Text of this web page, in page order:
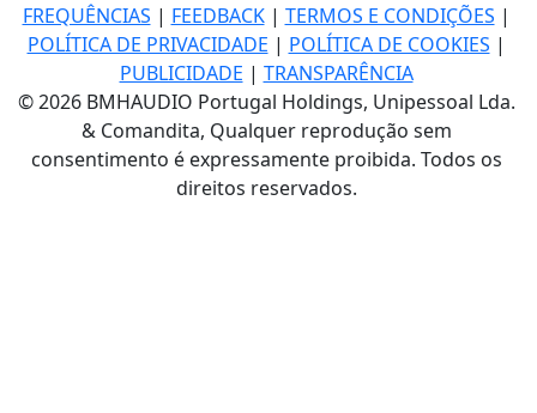
FREQUÊNCIAS | FEEDBACK| TERMOS E CONDIÇÕES |
POLÍTICA DE PRIVACIDADE | POLÍTICA DE COOKIES |
PUBLICIDADE | TRANSPARÊNCIA
© 2026 BMHAUDIO Portugal Holdings, Unipessoal Lda.
& Comandita, Qualquer reprodução sem
consentimento é expressamente proibida. Todos os
direitos reservados.